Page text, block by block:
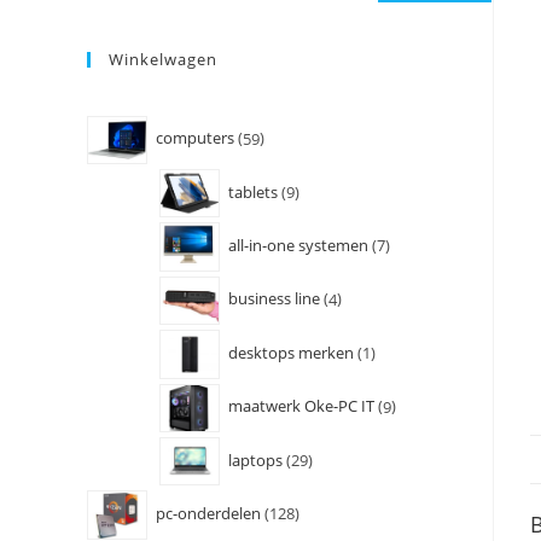
Winkelwagen
computers 59
tablets 9
all-in-one systemen 7
business line 4
desktops merken 1
maatwerk Oke-PC IT 9
laptops 29
pc-onderdelen 128